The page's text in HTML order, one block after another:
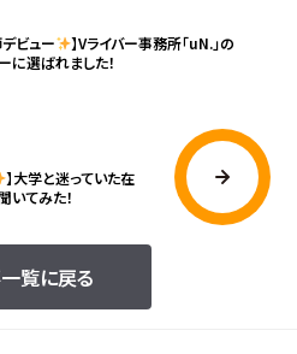
ビュー
】Vライバー事務所「uN.」の
に選ばれました！
覧に戻る
】大学と迷っていた在
いてみた！